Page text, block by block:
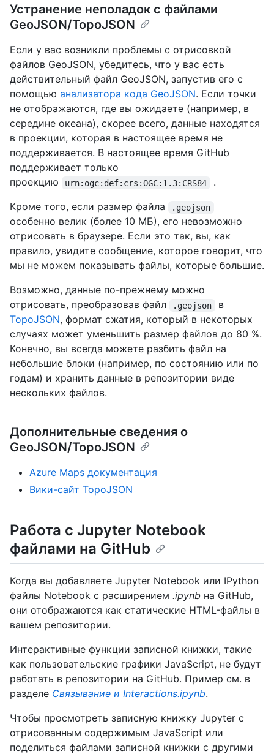
Устранение неполадок с файлами
GeoJSON/TopoJSON
Если у вас возникли проблемы с отрисовкой
файлов GeoJSON, убедитесь, что у вас есть
действительный файл GeoJSON, запустив его с
помощью анализатора кода GeoJSON. Если точки
не отображаются, где вы ожидаете (например, в
середине океана), скорее всего, данные находятся
в проекции, которая в настоящее время не
поддерживается. В настоящее время GitHub
поддерживает только
проекцию
urn:ogc:def:crs:OGC:1.3:CRS84
.
Кроме того, если размер файла
.geojson
особенно велик (более 10 МБ), его невозможно
отрисовать в браузере. Если это так, вы, как
правило, увидите сообщение, которое говорит, что
мы не можем показывать файлы, которые большие.
Возможно, данные по-прежнему можно
отрисовать, преобразовав файл
.geojson
в
TopoJSON, формат сжатия, который в некоторых
случаях может уменьшить размер файлов до 80 %.
Конечно, вы всегда можете разбить файл на
небольшие блоки (например, по состоянию или по
годам) и хранить данные в репозитории виде
нескольких файлов.
Дополнительные сведения о
GeoJSON/TopoJSON
Azure Maps документация
Вики-сайт TopoJSON
Работа с Jupyter Notebook
файлами на GitHub
Когда вы добавляете Jupyter Notebook или IPython
файлы Notebook с расширением .ipynb на GitHub,
они отображаются как статические HTML-файлы в
вашем репозитории.
Интерактивные функции записной книжки, такие
как пользовательские графики JavaScript, не будут
работать в репозитории на GitHub. Пример см. в
разделе Связывание и Interactions.ipynb.
Чтобы просмотреть записную книжку Jupyter с
отрисованным содержимым JavaScript или
поделиться файлами записной книжки с другими